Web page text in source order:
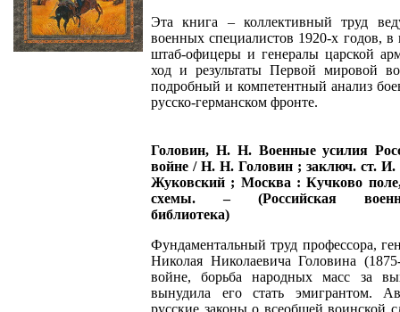
Эта книга – коллективный труд
военных специалистов 1920-х годов,
штаб-офицеры и генералы царской
ход и результаты Первой мировой
подробный и компетентный анализ
русско-германском фронте.
Головин, Н. Н. Военные усилия
войне / Н. Н. Головин ; заключ. ст. И.
Жуковский ; Москва : Кучково
схемы. – (Российская военно-
библиотека)
Фундаментальный труд профессора,
Николая Николаевича Головина
войне, борьба народных масс за
вынудила его стать эмигрантом.
русские законы о всеобщей воинской